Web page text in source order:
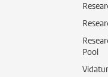
Pool